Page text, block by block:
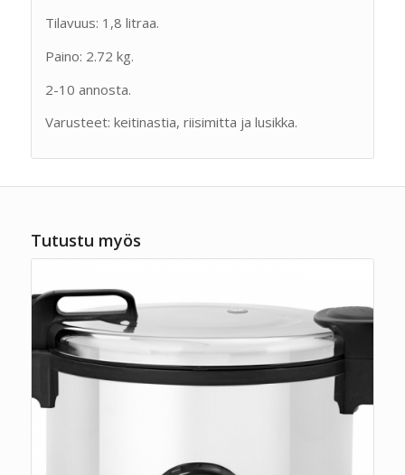
Tilavuus: 1,8 litraa.
Paino: 2.72 kg.
2-10 annosta.
Varusteet: keitinastia, riisimitta ja lusikka.
Tutustu myös